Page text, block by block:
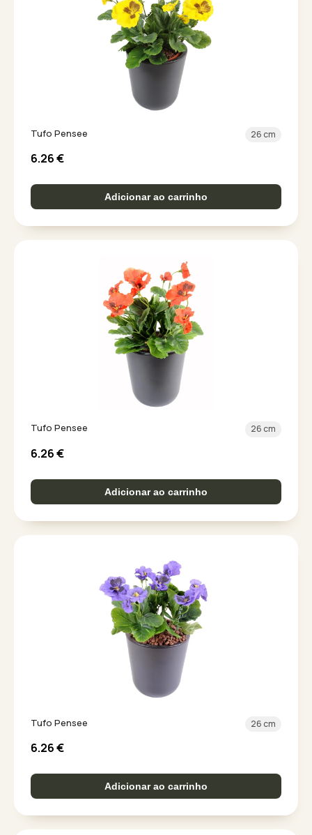
Tufo Pensee 26 cm
6.26€
Adicionar ao carrinho
Tufo Pensee 26 cm
6.26€
Adicionar ao carrinho
Tufo Pensee 26 cm
6.26€
Adicionar ao carrinho